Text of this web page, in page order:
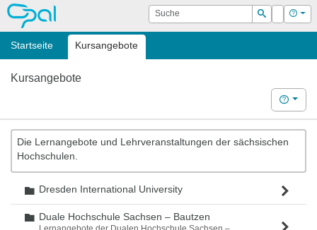
OPAL Suche
Suchen
Login Hilfe
Startseite Kursangebote
Kursangebote
Hilfe
Die Lernangebote und Lehrveranstaltungen der sächsischen
Hochschulen.
Ordner
Dresden International University
Ordner
Duale Hochschule Sachsen – Bautzen